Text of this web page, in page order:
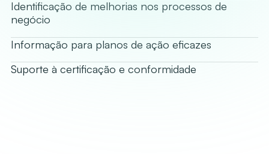
Identificação de melhorias nos processos de
negócio
Informação para planos de ação eficazes
Suporte à certificação e conformidade